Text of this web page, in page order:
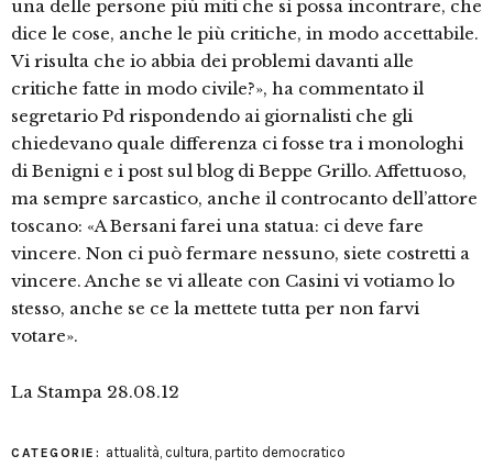
una delle persone più miti che si possa incontrare, che
dice le cose, anche le più critiche, in modo accettabile.
Vi risulta che io abbia dei problemi davanti alle
critiche fatte in modo civile?», ha commentato il
segretario Pd rispondendo ai giornalisti che gli
chiedevano quale differenza ci fosse tra i monologhi
di Benigni e i post sul blog di Beppe Grillo. Affettuoso,
ma sempre sarcastico, anche il controcanto dell’attore
toscano: «A Bersani farei una statua: ci deve fare
vincere. Non ci può fermare nessuno, siete costretti a
vincere. Anche se vi alleate con Casini vi votiamo lo
stesso, anche se ce la mettete tutta per non farvi
votare».
La Stampa 28.08.12
CATEGORIE: attualità, cultura, partito democratico